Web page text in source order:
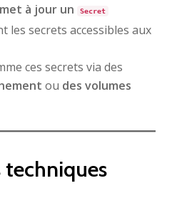
à jour un Secret
les secrets accessibles aux
ces secrets via des
ou des volumes
techniques